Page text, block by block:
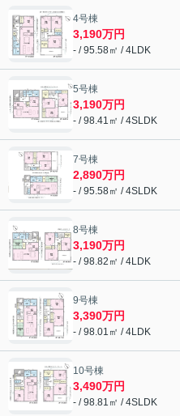
4号棟
3,190万円
- / 95.58㎡ / 4LDK
5号棟
3,190万円
- / 98.41㎡ / 4SLDK
7号棟
2,890万円
- / 95.58㎡ / 4SLDK
8号棟
3,190万円
- / 98.82㎡ / 4LDK
9号棟
3,390万円
- / 98.01㎡ / 4LDK
10号棟
3,490万円
- / 98.81㎡ / 4SLDK